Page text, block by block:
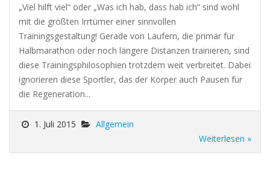
„Viel hilft viel“ oder „Was ich hab, dass hab ich“ sind wohl
mit die größten Irrtümer einer sinnvollen
Trainingsgestaltung! Gerade von Läufern, die primär für
Halbmarathon oder noch längere Distanzen trainieren, sind
diese Trainingsphilosophien trotzdem weit verbreitet. Dabei
ignorieren diese Sportler, das der Körper auch Pausen für
die Regeneration...
1. Juli 2015
Allgemein
Weiterlesen »